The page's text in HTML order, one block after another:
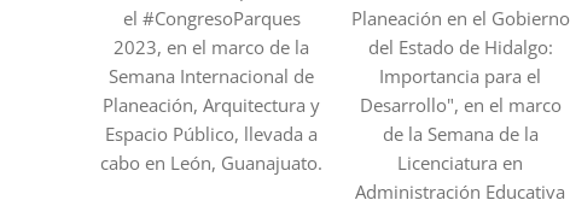
el #CongresoParques
2023, en el marco de la
Semana Internacional de
Planeación, Arquitectura y
Espacio Público, llevada a
cabo en León, Guanajuato.
Planeación en el Gobierno
del Estado de Hidalgo:
Importancia para el
Desarrollo", en el marco
de la Semana de la
Licenciatura en
Administración Educativa